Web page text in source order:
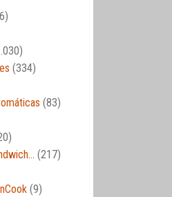
(334)
(83)
(217)
(9)